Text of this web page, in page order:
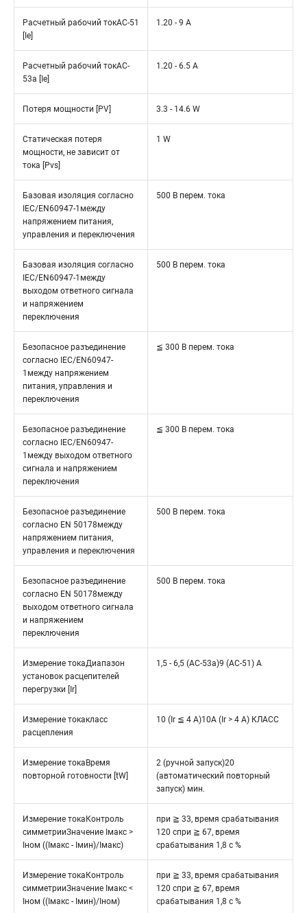
Расчетный рабочий токAC-51
[Ie]
1.20 - 9 A
Расчетный рабочий токAC-
53a [Ie]
1.20 - 6.5 A
Потеря мощности [PV] 3.3 - 14.6 W
Статическая потеря
мощности, не зависит от
тока [Pvs]
1 W
Базовая изоляция согласно
IEC/EN60947-1между
напряжением питания,
управления и переключения
500 В перем. тока
Базовая изоляция согласно
IEC/EN60947-1между
выходом ответного сигнала
и напряжением
переключения
500 В перем. тока
Безопасное разъединение
согласно IEC/EN60947-
1между напряжением
питания, управления и
переключения
≦ 300 В перем. тока
Безопасное разъединение
согласно IEC/EN60947-
1между выходом ответного
сигнала и напряжением
переключения
≦ 300 В перем. тока
Безопасное разъединение
согласно EN 50178между
напряжением питания,
управления и переключения
500 В перем. тока
Безопасное разъединение
согласно EN 50178между
выходом ответного сигнала
и напряжением
переключения
500 В перем. тока
Измерение токаДиапазон
установок расцепителей
перегрузки [Ir]
1,5 - 6,5 (AC-53a)9 (AC-51) A
Измерение токакласс
расцепления
10 (Ir ≦ 4 A)10A (Ir > 4 A) КЛАСС
Измерение токаВремя
повторной готовности [tW]
2 (ручной запуск)20
(автоматический повторный
запуск) мин.
Измерение токаКонтроль
симметрииЗначение Iмакс >
Iном ((Iмакс - Iмин)/Iмакс)
при ≧ 33, время срабатывания
120 спри ≧ 67, время
срабатывания 1,8 с %
Измерение токаКонтроль
симметрииЗначение Iмакс <
Iном ((Iмакс - Iмин)/Iном)
при ≧ 33, время срабатывания
120 спри ≧ 67, время
срабатывания 1,8 с %